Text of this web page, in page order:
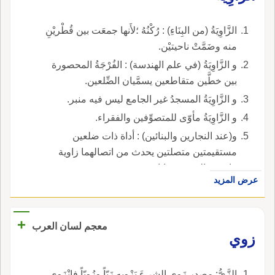
الزَّاوِيَةُ (من البِنَاءِ) : رُكْنُهُ ؛لأَنها جمعَت بين قُطْريْنِ
منه وضَمَّتْ ناحيتيْن.
و الزَّاوِيَةُ (في علم الهندسة) : الفُرْجَةُ المحصورة
بين خطَّين متقاطعين يسمَّيان الضِّلعين.
و الزَّاوِيَةُ المسجدُ غير الجامع ليس فيه منبر.
و الزَّاوِيَةُ مأوّى للمتصوِّفين والفقراء.
و(عند النجارين والبنائين) : أداة ذات ضلعين
مستقيمتين متصلتين يحدث من اتصالهما زاوية
قائمة. والجمع : زوايا.
عرض المزيد
معجم لسان العرب
+
زوي